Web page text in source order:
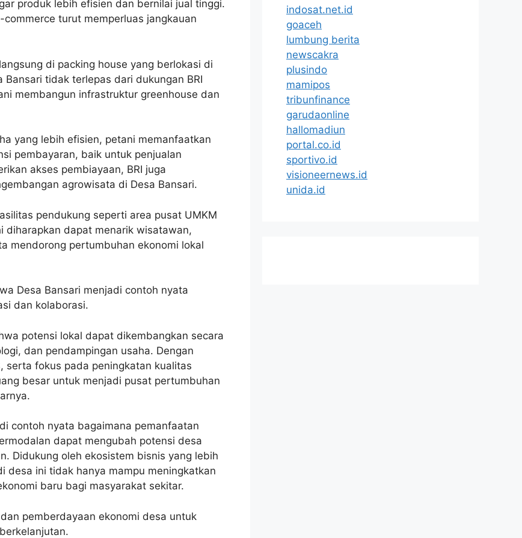
produk lebih efisien dan bernilai jual tinggi.
turut memperluas jangkauan
di packing house yang berlokasi di
tidak terlepas dari dukungan BRI
membangun infrastruktur greenhouse dan
yang lebih efisien, petani memanfaatkan
pembayaran, baik untuk penjualan
akses pembiayaan, BRI juga
agrowisata di Desa Bansari.
pendukung seperti area pusat UMKM
diharapkan dapat menarik wisatawan,
mendorong pertumbuhan ekonomi lokal
Desa Bansari menjadi contoh nyata
dan kolaborasi.
potensi lokal dapat dikembangkan secara
dan pendampingan usaha. Dengan
serta fokus pada peningkatan kualitas
besar untuk menjadi pusat pertumbuhan
contoh nyata bagaimana pemanfaatan
dapat mengubah potensi desa
Didukung oleh ekosistem bisnis yang lebih
desa ini tidak hanya mampu meningkatkan
baru bagi masyarakat sekitar.
pemberdayaan ekonomi desa untuk
indosat.net.id
goaceh
lumbung berita
newscakra
plusindo
mamipos
tribunfinance
garudaonline
hallomadiun
portal.co.id
sportivo.id
visioneernews.id
unida.id